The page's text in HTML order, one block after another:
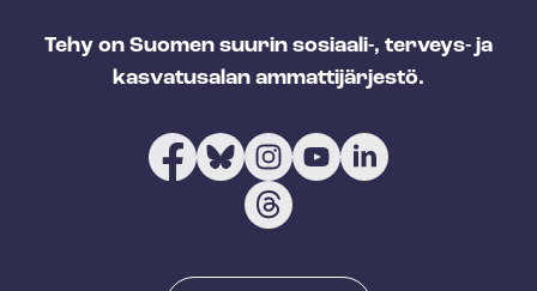
Tehy on Suomen suurin sosiaali-, terveys- ja
kasvatusalan ammattijärjestö.